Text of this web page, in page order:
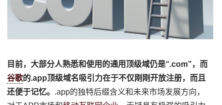
目前，大部分人熟悉和使用的通用顶级域仍是“.com”，而
谷歌的.app顶级域名吸引力在于不仅刚刚开放注册，而且
还便于记忆。 .app的独特后缀含义和未来市场发展方向，